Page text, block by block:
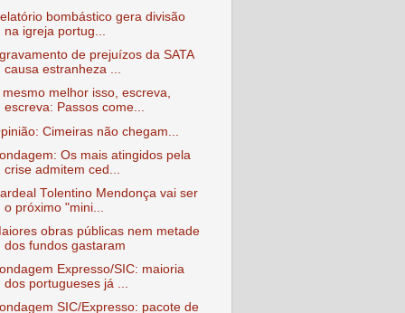
bombástico gera divisão
na igreja portug...
de prejuízos da SATA
causa estranheza ...
mesmo melhor isso, escreva,
escreva: Passos come...
Cimeiras não chegam...
Os mais atingidos pela
crise admitem ced...
Tolentino Mendonça vai ser
o próximo "mini...
obras públicas nem metade
dos fundos gastaram
Expresso/SIC: maioria
dos portugueses já ...
SIC/Expresso: pacote de